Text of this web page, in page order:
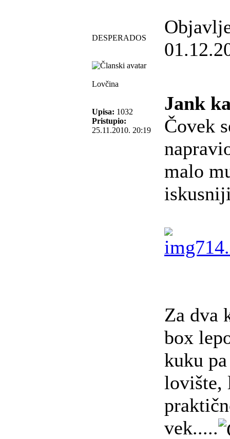
DESPERADOS
Lovčina
Upisa: 1032
Pristupio:
25.11.2010. 20:19
Jank
Čovek
malo
Za dva
box
kuku
lovište,
vek.....